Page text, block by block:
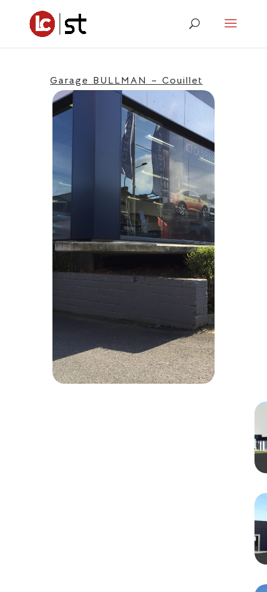
Garage BULLMAN – Couillet